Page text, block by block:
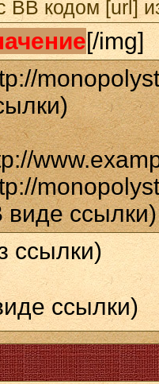
BB кодом [url]
[/img]
виде ссылки)
ссылки)
ссылки)